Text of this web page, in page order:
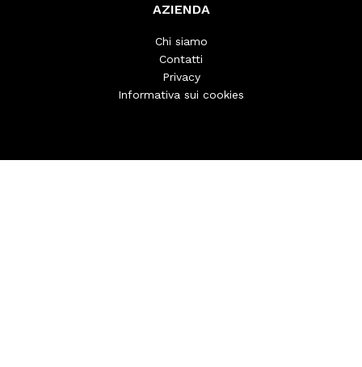
AZIENDA
Chi siamo
Contatti
Privacy
Informativa sui cookies